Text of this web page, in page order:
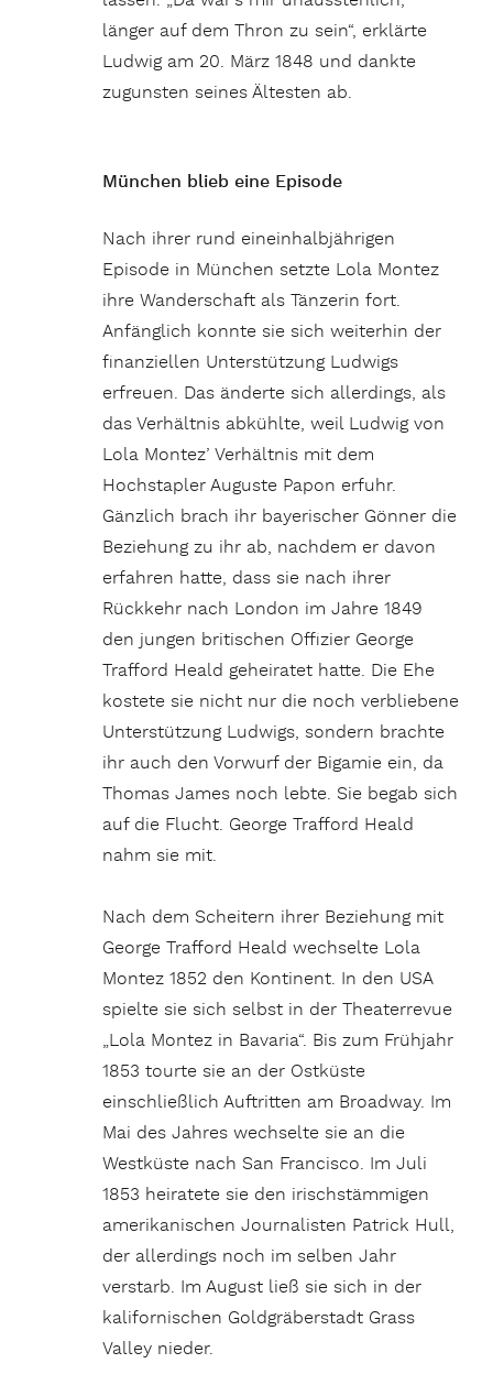
länger auf dem Thron zu sein“, erklärte
Ludwig am 20. März 1848 und dankte
zugunsten seines Ältesten ab.
München blieb eine Episode
Nach ihrer rund eineinhalbjährigen
Episode in München setzte Lola Montez
ihre Wanderschaft als Tänzerin fort.
Anfänglich konnte sie sich weiterhin der
finanziellen Unterstützung Ludwigs
erfreuen. Das änderte sich allerdings, als
das Verhältnis abkühlte, weil Ludwig von
Lola Montez’ Verhältnis mit dem
Hochstapler Auguste Papon erfuhr.
Gänzlich brach ihr bayerischer Gönner die
Beziehung zu ihr ab, nachdem er davon
erfahren hatte, dass sie nach ihrer
Rückkehr nach London im Jahre 1849
den jungen britischen Offizier George
Trafford Heald geheiratet hatte. Die Ehe
kostete sie nicht nur die noch verbliebene
Unterstützung Ludwigs, sondern brachte
ihr auch den Vorwurf der Bigamie ein, da
Thomas James noch lebte. Sie begab sich
auf die Flucht. George Trafford Heald
nahm sie mit.
Nach dem Scheitern ihrer Beziehung mit
George Trafford Heald wechselte Lola
Montez 1852 den Kontinent. In den USA
spielte sie sich selbst in der Theaterrevue
„Lola Montez in Bavaria“. Bis zum Frühjahr
1853 tourte sie an der Ostküste
einschließlich Auftritten am Broadway. Im
Mai des Jahres wechselte sie an die
Westküste nach San Francisco. Im Juli
1853 heiratete sie den irischstämmigen
amerikanischen Journalisten Patrick Hull,
der allerdings noch im selben Jahr
verstarb. Im August ließ sie sich in der
kalifornischen Goldgräberstadt Grass
Valley nieder.